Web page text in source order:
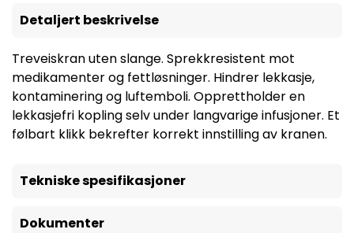
Detaljert beskrivelse
Treveiskran uten slange. Sprekkresistent mot
medikamenter og fettløsninger. Hindrer lekkasje,
kontaminering og luftemboli. Opprettholder en
lekkasjefri kopling selv under langvarige infusjoner. Et
følbart klikk bekrefter korrekt innstilling av kranen.
Tekniske spesifikasjoner
Dokumenter